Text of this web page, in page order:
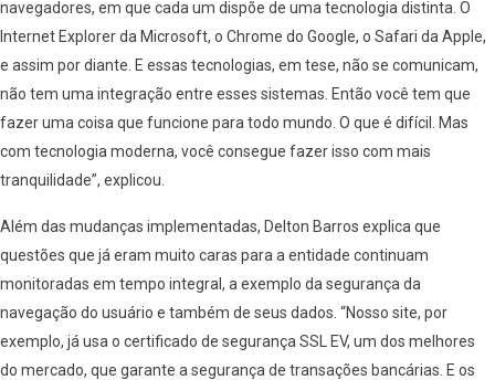
navegadores, em que cada um dispõe de uma tecnologia distinta. O
Internet Explorer da Microsoft, o Chrome do Google, o Safari da Apple,
e assim por diante. E essas tecnologias, em tese, não se comunicam,
não tem uma integração entre esses sistemas. Então você tem que
fazer uma coisa que funcione para todo mundo. O que é difícil. Mas
com tecnologia moderna, você consegue fazer isso com mais
tranquilidade”, explicou.
Além das mudanças implementadas, Delton Barros explica que
questões que já eram muito caras para a entidade continuam
monitoradas em tempo integral, a exemplo da segurança da
navegação do usuário e também de seus dados. “Nosso site, por
exemplo, já usa o certificado de segurança SSL EV, um dos melhores
do mercado, que garante a segurança de transações bancárias. E os